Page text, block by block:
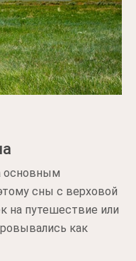
основным
сны с верховой
на путешествие или
как